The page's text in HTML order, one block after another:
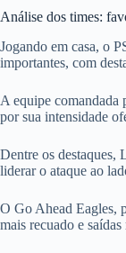
Análise dos times:
Jogando em casa, o
importantes, com
A equipe comandada
por sua intensidade
Dentre os destaques,
liderar o ataque ao
O Go Ahead Eagles,
mais recuado e